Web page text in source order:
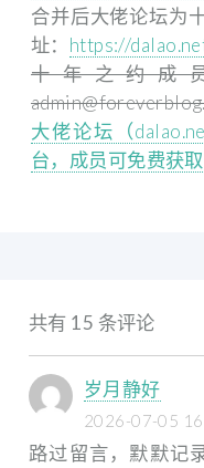
合并后大佬论坛为
址： https://
十年之约成
大佬论坛（
台，成员可免费获
共有 15 条评论
岁月静好
2026-07-05
路过留言，默默记